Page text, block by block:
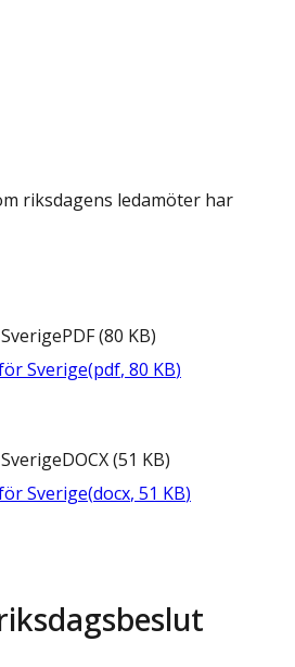
riksdagens ledamöter har
PDF(80 KB)
Sverige(pdf, 80 KB)
DOCX(51 KB)
Sverige(docx, 51 KB)